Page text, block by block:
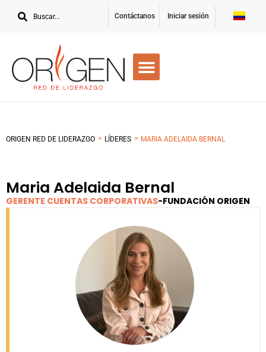
Contáctanos Iniciar sesión
ORIGEN RED DE LIDERAZGO > LÍDERES > MARIA ADELAIDA BERNAL
Maria Adelaida Bernal
GERENTE CUENTAS CORPORATIVAS-FUNDACIÓN ORIGEN